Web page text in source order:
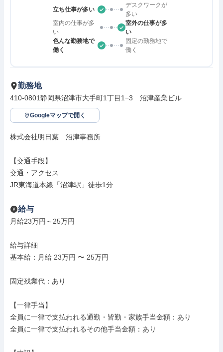
立ち仕事が多い
デスクワークが
多い
室内の仕事が多
い
室外の仕事が多
い
色んな勤務地で
働く
固定の勤務地で
働く
勤務地
410-0801静岡県沼津市大手町1丁目1−3　沼津産業ビル
Googleマップで開く
株式会社明日葉　沼津事務所
【交通手段】
交通・アクセス
JR東海道本線「沼津駅」徒歩1分
給与
月給23万円～25万円
給与詳細
基本給：月給 23万円 〜 25万円
固定残業代：あり
【一律手当】
全員に一律で支払われる通勤・皆勤・家族手当金額：あり
全員に一律で支払われるその他手当金額：あり